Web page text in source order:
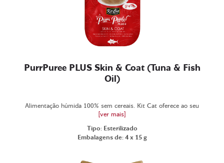
PurrPuree PLUS Skin & Coat (Tuna & Fish
Oil)
Alimentação húmida 100% sem cereais. Kit Cat oferece ao seu
[ver mais]
Tipo: Esterilizado
Embalagens de: 4 x 15 g